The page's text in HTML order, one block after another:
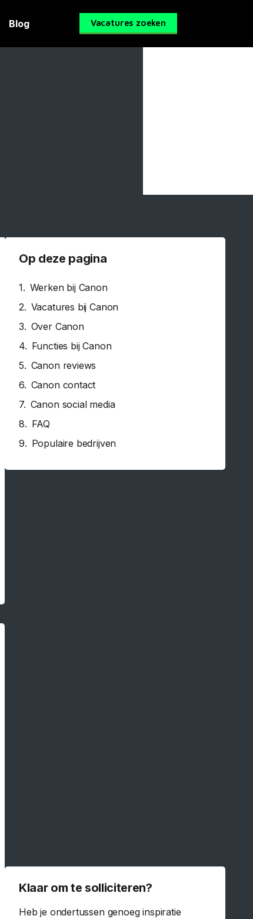
Blog Vacatures zoeken
Op deze pagina
Werken bij Canon
Vacatures bij Canon
Over Canon
Functies bij Canon
Canon reviews
Canon contact
Canon social media
FAQ
Populaire bedrijven
Klaar om te solliciteren?
Heb je ondertussen genoeg inspiratie